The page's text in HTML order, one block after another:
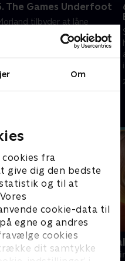
Om
cookies fra
give dig den bedste
statistik og til at
cookie-data til
egne og andres
cookies
dit samtykke
The Games Underfoot
tilbyder at låne
Sherlock og Joan hans
ressourcer til at hjælpe dem
september 2022 • 38 min
Mord på
Krimi &